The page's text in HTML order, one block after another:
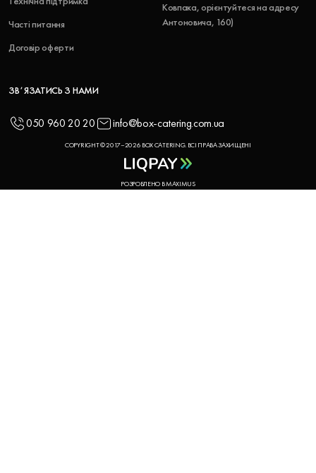
Часті питання
Договір оферти
Ковпака, орієнтуйтеся на адресу
Антоновича, 160)
ЗВʼЯЗАТИСЬ З НАМИ
050 960 20 20 info@box-catering.com.ua
COPYRIGHT © 2017–2026 BOX CATERING. ВСІ ПРАВА ЗАХИЩЕНІ
РОЗРОБЛЕНО В MAXIMUS